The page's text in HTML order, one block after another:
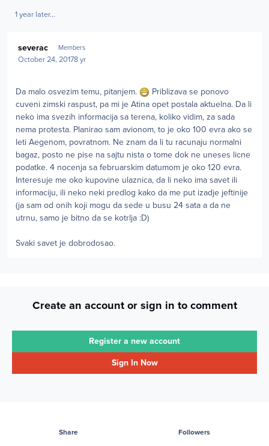
1 year later...
severac Members
October 24, 20178 yr
Da malo osvezim temu, pitanjem.
Priblizava se ponovo
cuveni zimski raspust, pa mi je Atina opet postala aktuelna. Da li
neko ima svezih informacija sa terena, koliko vidim, za sada
nema protesta. Planirao sam avionom, to je oko 100 evra ako se
leti Aegenom, povratnom. Ne znam da li tu racunaju normalni
bagaz, posto ne pise na sajtu nista o tome dok ne uneses licne
podatke. 4 nocenja sa februarskim datumom je oko 120 evra.
Interesuje me oko kupovine ulaznica, da li neko ima savet ili
informaciju, ili neko neki predlog kako da me put izadje jeftinije
(ja sam od onih koji mogu da sede u busu 24 sata a da ne
utrnu, samo je bitno da se kotrlja :D)
Svaki savet je dobrodosao.
Create an account or sign in to comment
Register a new account
Sign In Now
Share Followers